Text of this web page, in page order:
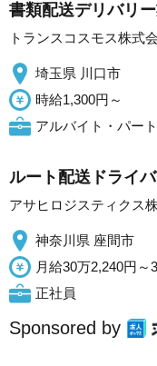
書類配送デリバリー
トランスコスモス株式
埼玉県 川口市
時給1,300円～
アルバイト・パート
ルート配送ドライ
アサヒロジスティクス
神奈川県 座間市
月給30万2,240円～
正社員
Sponsored by